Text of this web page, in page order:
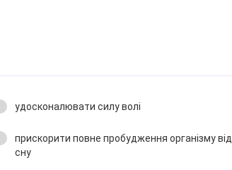
удосконалювати силу волі
прискорити повне пробудження організму від
сну